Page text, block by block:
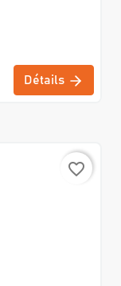
Détails
favorite_border